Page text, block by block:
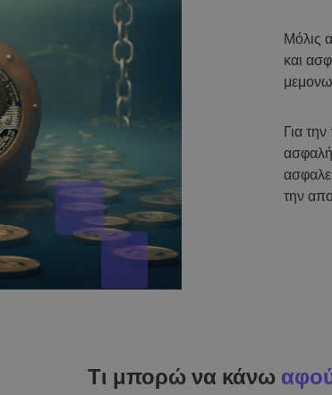
Μόλις
και
Για
ασφαλή
την
Τι μπορώ να κάνω